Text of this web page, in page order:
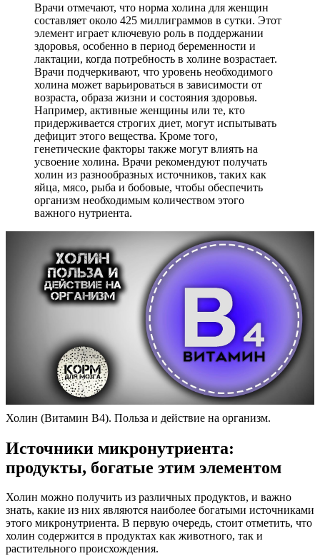
Врачи отмечают, что норма холина для женщин
составляет около 425 миллиграммов в сутки. Этот
элемент играет ключевую роль в поддержании
здоровья, особенно в период беременности и
лактации, когда потребность в холине возрастает.
Врачи подчеркивают, что уровень необходимого
холина может варьироваться в зависимости от
возраста, образа жизни и состояния здоровья.
Например, активные женщины или те, кто
придерживается строгих диет, могут испытывать
дефицит этого вещества. Кроме того,
генетические факторы также могут влиять на
усвоение холина. Врачи рекомендуют получать
холин из разнообразных источников, таких как
яйца, мясо, рыба и бобовые, чтобы обеспечить
организм необходимым количеством этого
важного нутриента.
Холин (Витамин B4). Польза и действие на организм.
Источники микронутриента:
продукты, богатые этим элементом
Холин можно получить из различных продуктов, и важно
знать, какие из них являются наиболее богатыми источниками
этого микронутриента. В первую очередь, стоит отметить, что
холин содержится в продуктах как животного, так и
растительного происхождения.